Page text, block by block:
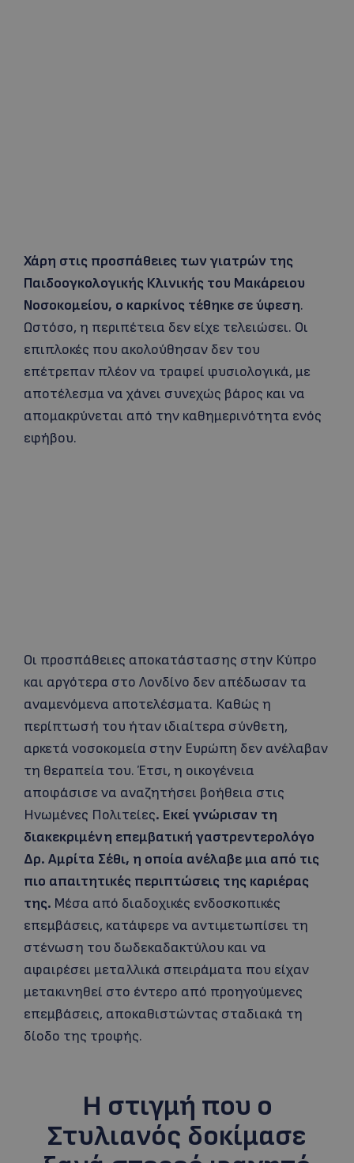
Χάρη στις προσπάθειες των γιατρών της
Παιδοογκολογικής Κλινικής του Μακάρειου
Νοσοκομείου, ο καρκίνος τέθηκε σε ύφεση.
Ωστόσο, η περιπέτεια δεν είχε τελειώσει. Οι
επιπλοκές που ακολούθησαν δεν του
επέτρεπαν πλέον να τραφεί φυσιολογικά, με
αποτέλεσμα να χάνει συνεχώς βάρος και να
απομακρύνεται από την καθημερινότητα ενός
εφήβου.
Οι προσπάθειες αποκατάστασης στην Κύπρο
και αργότερα στο Λονδίνο δεν απέδωσαν τα
αναμενόμενα αποτελέσματα. Καθώς η
περίπτωσή του ήταν ιδιαίτερα σύνθετη,
αρκετά νοσοκομεία στην Ευρώπη δεν ανέλαβαν
τη θεραπεία του. Έτσι, η οικογένεια
αποφάσισε να αναζητήσει βοήθεια στις
Ηνωμένες Πολιτείες. Εκεί γνώρισαν τη
διακεκριμένη επεμβατική γαστρεντερολόγο
Δρ. Αμρίτα Σέθι, η οποία ανέλαβε μια από τις
πιο απαιτητικές περιπτώσεις της καριέρας
της. Μέσα από διαδοχικές ενδοσκοπικές
επεμβάσεις, κατάφερε να αντιμετωπίσει τη
στένωση του δωδεκαδακτύλου και να
αφαιρέσει μεταλλικά σπειράματα που είχαν
μετακινηθεί στο έντερο από προηγούμενες
επεμβάσεις, αποκαθιστώντας σταδιακά τη
δίοδο της τροφής.
Η στιγμή που ο
Στυλιανός δοκίμασε